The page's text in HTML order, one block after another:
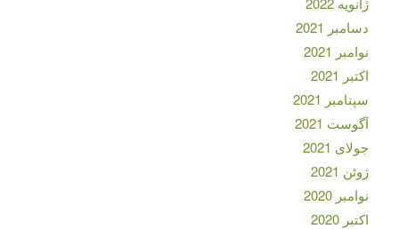
دسامبر 2021
نوامبر 2021
اکتبر 2021
سپتامبر 2021
آگوست 2021
جولای 2021
ژوئن 2021
نوامبر 2020
اکتبر 2020